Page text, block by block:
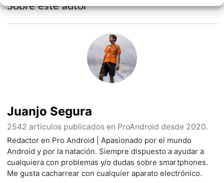
Sobre este autor
Juanjo Segura
2542 artículos publicados en ProAndroid desde 2020.
Redactor en Pro Android | Apasionado por el mundo
Android y por la natación. Siempre dispuesto a ayudar a
cualquiera con problemas y/o dudas sobre smartphones.
Me gusta cacharrear con cualquier aparato electrónico.